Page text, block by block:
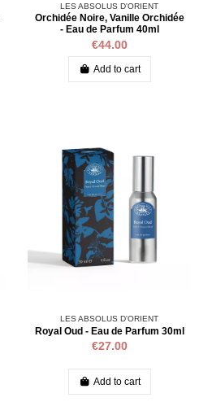
LES ABSOLUS D'ORIENT
Orchidée Noire, Vanille Orchidée
- Eau de Parfum 40ml
€44.00
Add to cart
LES ABSOLUS D'ORIENT
Royal Oud - Eau de Parfum 30ml
€27.00
Add to cart